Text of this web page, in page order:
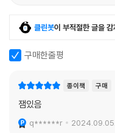
클린봇이 부적절한 글을
구매한줄평
종이책 구매
잼있음
q******r 2024.09.05.